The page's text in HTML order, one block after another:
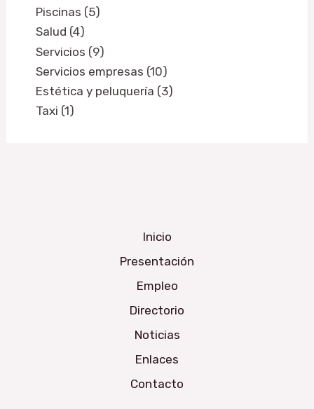
Piscinas (5)
Salud (4)
Servicios (9)
Servicios empresas (10)
Estética y peluquería (3)
Taxi (1)
Inicio
Presentación
Empleo
Directorio
Noticias
Enlaces
Contacto